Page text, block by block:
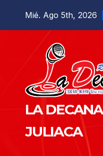
Mié. Ago 5th, 2026
LA
JULIACA